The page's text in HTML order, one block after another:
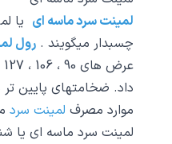
لمینت سرد ماسه ای یا
چسبدار میگویند . رول
داد. ضخامتهای پایین تر
موارد مصرف لمینت سرد